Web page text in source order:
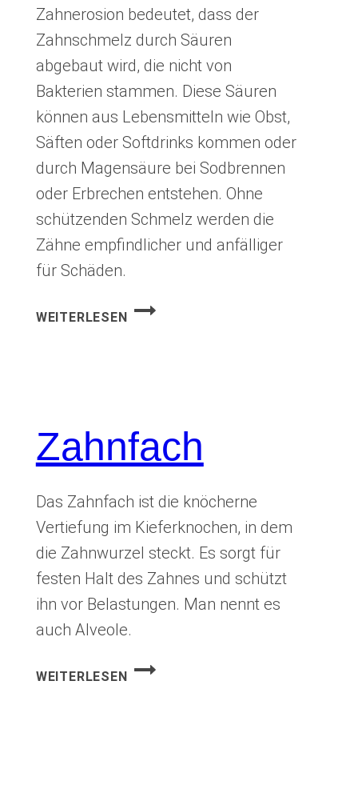
Zahnerosion bedeutet, dass der
Zahnschmelz durch Säuren
abgebaut wird, die nicht von
Bakterien stammen. Diese Säuren
können aus Lebensmitteln wie Obst,
Säften oder Softdrinks kommen oder
durch Magensäure bei Sodbrennen
oder Erbrechen entstehen. Ohne
schützenden Schmelz werden die
Zähne empfindlicher und anfälliger
für Schäden.
WEITERLESEN
ZAHNEROSION
Zahnfach
Das Zahnfach ist die knöcherne
Vertiefung im Kieferknochen, in dem
die Zahnwurzel steckt. Es sorgt für
festen Halt des Zahnes und schützt
ihn vor Belastungen. Man nennt es
auch Alveole.
WEITERLESEN
ZAHNFACH